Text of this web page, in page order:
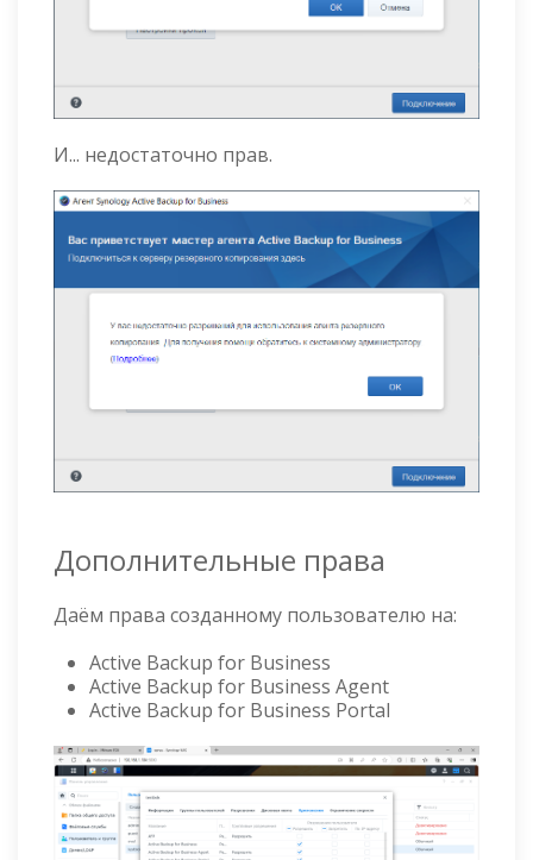
И... недостаточно прав.
Дополнительные права
Даём права созданному пользователю на:
Active Backup for Business
Active Backup for Business Agent
Active Backup for Business Portal